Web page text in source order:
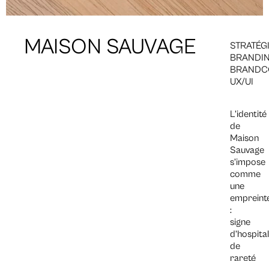
MAISON SAUVAGE
UX/UI
L’identité
de
Maison
Sauvage
s’impose
comme
une
:
signe
de
rareté